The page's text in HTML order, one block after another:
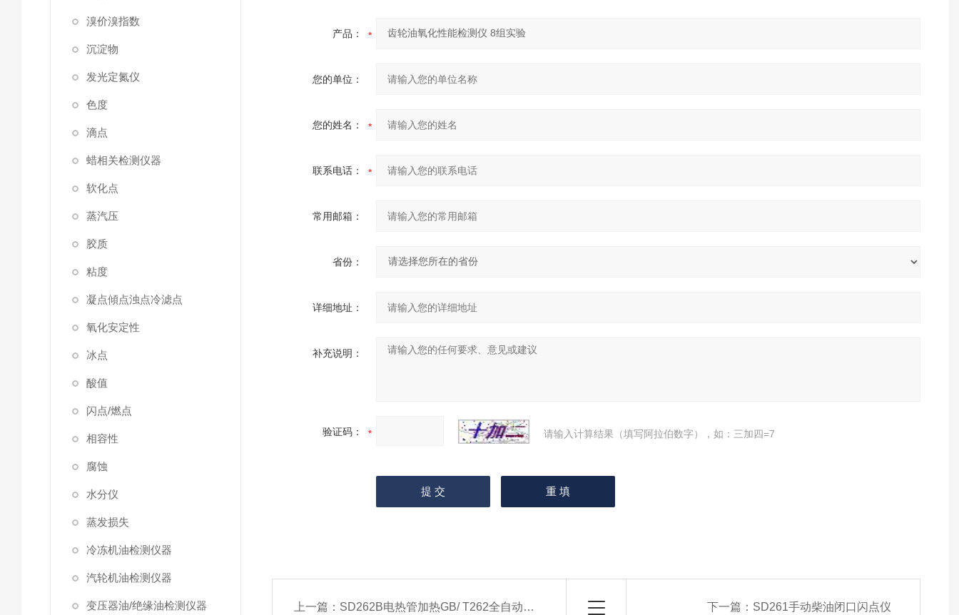
溴价溴指数
沉淀物
发光定氮仪
色度
滴点
蜡相关检测仪器
软化点
蒸汽压
胶质
粘度
凝点傾点浊点冷滤点
氧化安定性
冰点
酸值
闪点/燃点
相容性
腐蚀
水分仪
蒸发损失
冷冻机油检测仪器
汽轮机油检测仪器
变压器油/绝缘油检测仪器
产品：
您的单位：
您的姓名：
联系电话：
常用邮箱：
省份：
详细地址：
补充说明：
验证码： 请输入计算结果（填写阿拉伯数字），如：三加四=7
上一篇： SD262B电热管加热GB/ T262全自动苯胺点测定仪 下一篇： SD261手动柴油闭口闪点仪